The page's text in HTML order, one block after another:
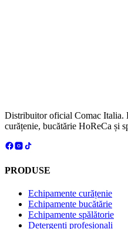
Distribuitor oficial Comac Italia.
curățenie, bucătărie HoReCa și
PRODUSE
Echipamente curățenie
Echipamente bucătărie
Echipamente spălătorie
Detergenți profesionali